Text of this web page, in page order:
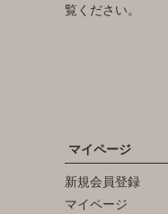
覧ください。
マイページ
新規会員登録
マイページ